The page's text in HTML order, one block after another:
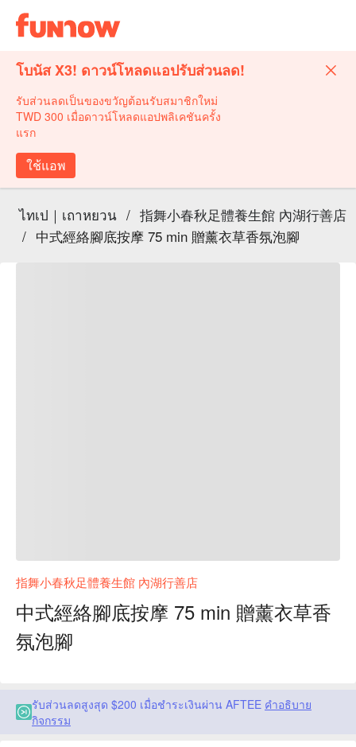
โบนัส X3! ดาวน์โหลดแอปรับส่วนลด!
รับส่วนลดเป็นของขวัญต้อนรับสมาชิกใหม่
TWD 300 เมื่อดาวน์โหลดแอปพลิเคชันครั้ง
แรก
ใช้แอพ
ไทเป｜เถาหยวน / 指舞小春秋足體養生館 內湖行善店
/ 中式經絡腳底按摩 75 min 贈薰衣草香氛泡腳
指舞小春秋足體養生館 內湖行善店
中式經絡腳底按摩 75 min 贈薰衣草香
氛泡腳
รับส่วนลดสูงสุด $200 เมื่อชำระเงินผ่าน AFTEE คำอธิบาย
กิจกรรม